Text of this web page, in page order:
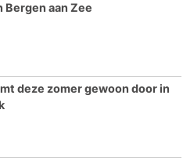
Bergen aan Zee
deze zomer gewoon door in